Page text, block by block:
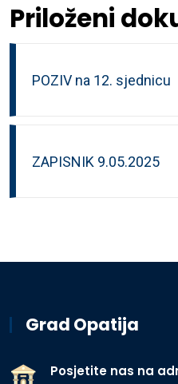
Priloženi
POZIV na 12. sjednicu
ZAPISNIK 9.05.2025
Grad Opatija
Posjetite nas na